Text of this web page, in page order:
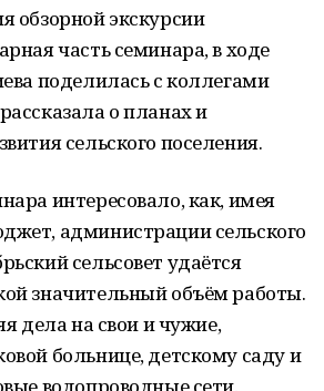
обзорной экскурсии
часть семинара, в ходе
поделилась с коллегами
о планах и
сельского поселения.
интересовало, как, имея
администрации сельского
сельсовет удаётся
значительный объём работы.
дела на свои и чужие,
больнице, детскому саду и